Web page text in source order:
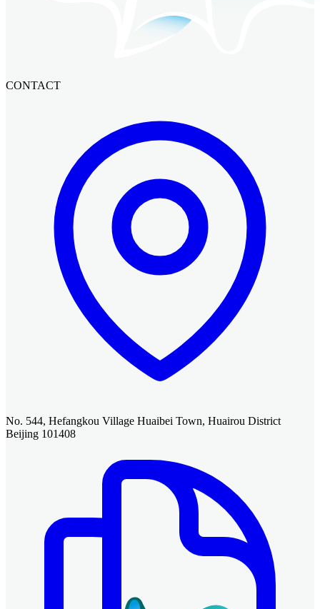
CONTACT
No. 544, Hefangkou Village Huaibei Town, Huairou District
Beijing 101408